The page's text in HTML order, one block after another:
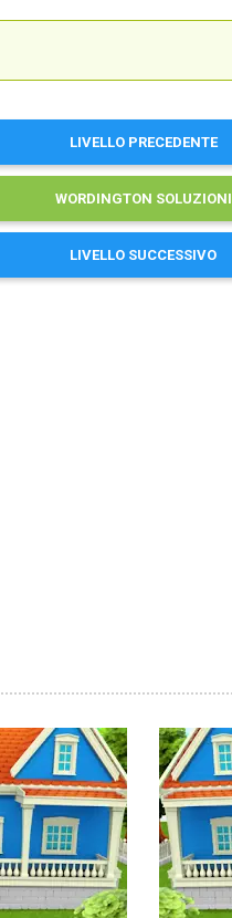
LIVELLO PRECEDENTE
WORDINGTON SOLUZIONI
LIVELLO SUCCESSIVO